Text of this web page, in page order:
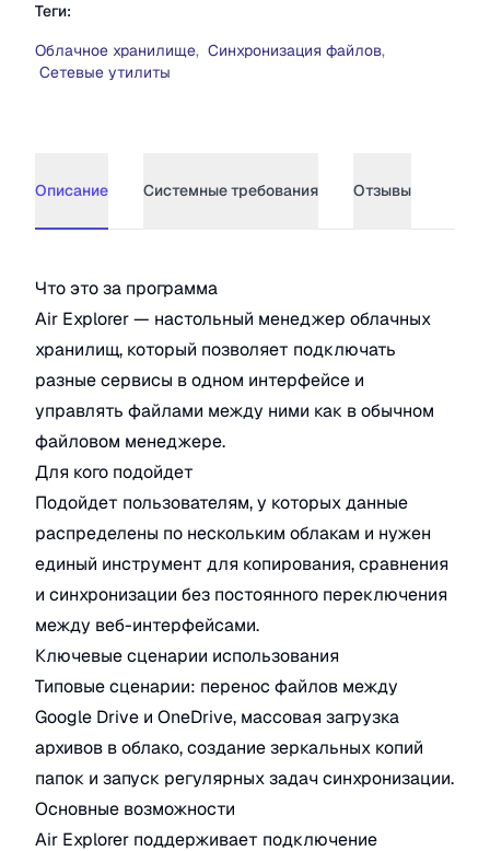
Теги:
Облачное хранилище, Синхронизация файлов,
Сетевые утилиты
Описание Системные требования Отзывы
Описание Air Explorer
Что это за программа
Air Explorer — настольный менеджер облачных
хранилищ, который позволяет подключать
разные сервисы в одном интерфейсе и
управлять файлами между ними как в обычном
файловом менеджере.
Для кого подойдет
Подойдет пользователям, у которых данные
распределены по нескольким облакам и нужен
единый инструмент для копирования, сравнения
и синхронизации без постоянного переключения
между веб-интерфейсами.
Ключевые сценарии использования
Типовые сценарии: перенос файлов между
Google Drive и OneDrive, массовая загрузка
архивов в облако, создание зеркальных копий
папок и запуск регулярных задач синхронизации.
Основные возможности
Air Explorer поддерживает подключение